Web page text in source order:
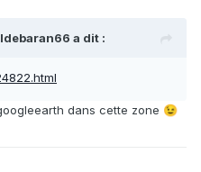
a dit :
dans cette zone 😉